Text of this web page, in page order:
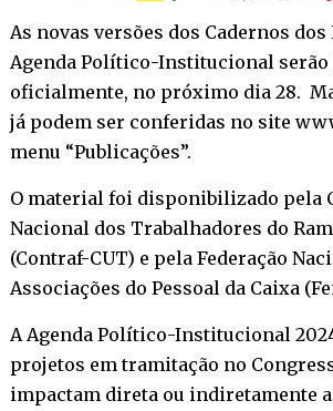
As novas versões dos Cadernos dos
Agenda Político-Institucional serão
oficialmente, no próximo dia 28.
já podem ser conferidas no site
menu “Publicações”.
O material foi disponibilizado pela
Nacional dos Trabalhadores do
(Contraf-CUT) e pela Federação
Associações do Pessoal da Caixa
A Agenda Político-Institucional
projetos em tramitação no
impactam direta ou indiretamente